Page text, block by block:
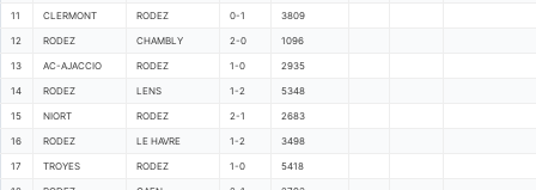
11 CLERMONT RODEZ 0-1 3809
12 RODEZ CHAMBLY 2-0 1096
13 AC-AJACCIO RODEZ 1-0 2935
14 RODEZ LENS 1-2 5348
15 NIORT RODEZ 2-1 2683
16 RODEZ LE HAVRE 1-2 3498
17 TROYES RODEZ 1-0 5418